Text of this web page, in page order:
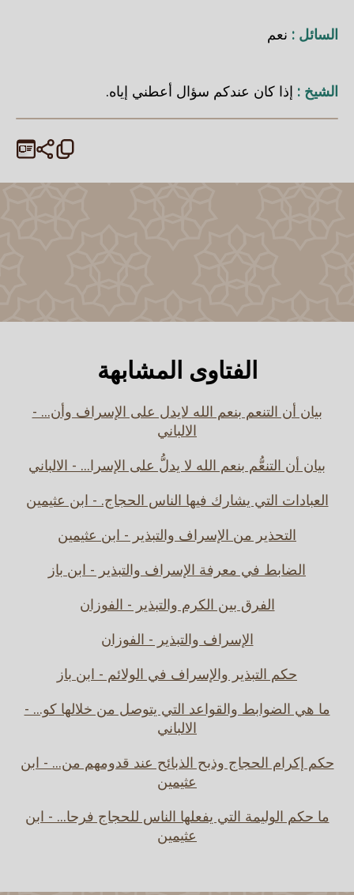
السائل : نعم
الشيخ : إذا كان عندكم سؤال أعطني إياه.
الفتاوى المشابهة
بيان أن التنعم بنعم الله لايدل على الإسراف وأن... -
الالباني
بيان أن التنعُّم بنعم الله لا يدلُّ على الإسرا... - الالباني
العبادات التي يشارك فيها الناس الحجاج. - ابن عثيمين
التحذير من الإسراف والتبذير - ابن عثيمين
الضابط في معرفة الإسراف والتبذير - ابن باز
الفرق بين الكرم والتبذير - الفوزان
الإسراف والتبذير - الفوزان
حكم التبذير والإسراف في الولائم - ابن باز
ما هي الضوابط والقواعد التي يتوصل من خلالها كو... -
الالباني
حكم إكرام الحجاج وذبح الذبائح عند قدومهم من... - ابن
عثيمين
ما حكم الوليمة التي يفعلها الناس للحجاج فرحا... - ابن
عثيمين